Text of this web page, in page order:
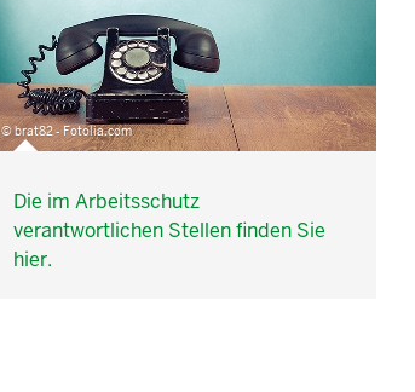
© brat82 - Fotolia.com
Die im Arbeitsschutz
verantwortlichen Stellen finden Sie
hier.